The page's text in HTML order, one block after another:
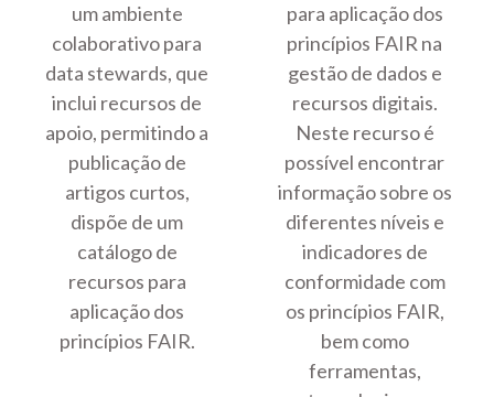
um ambiente
colaborativo para
data stewards, que
inclui recursos de
apoio, permitindo a
publicação de
artigos curtos,
dispõe de um
catálogo de
recursos para
aplicação dos
princípios FAIR.
para aplicação dos
princípios FAIR na
gestão de dados e
recursos digitais.
Neste recurso é
possível encontrar
informação sobre os
diferentes níveis e
indicadores de
conformidade com
os princípios FAIR,
bem como
ferramentas,